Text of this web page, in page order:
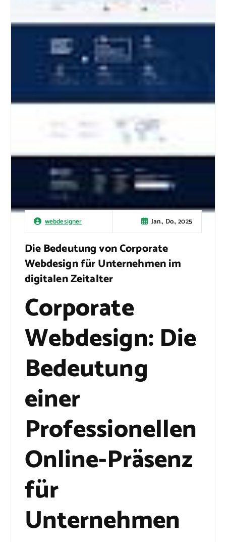
webdesigner Jan., Do., 2025
Die Bedeutung von Corporate
Webdesign für Unternehmen im
digitalen Zeitalter
Corporate
Webdesign: Die
Bedeutung
einer
Professionellen
Online-Präsenz
für
Unternehmen